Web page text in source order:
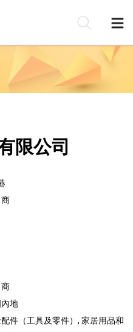
限公司
商
商
地
件（工具及零件）, 家居用品和